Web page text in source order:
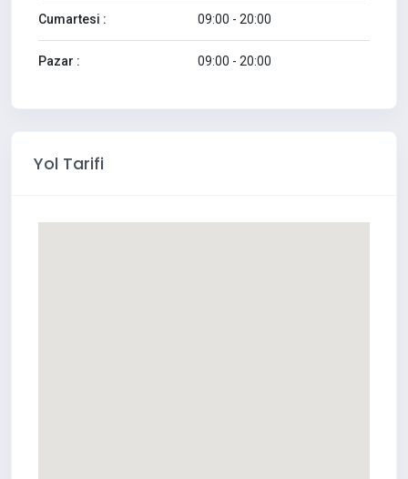
Cumartesi : 09:00 - 20:00
Pazar : 09:00 - 20:00
Yol Tarifi